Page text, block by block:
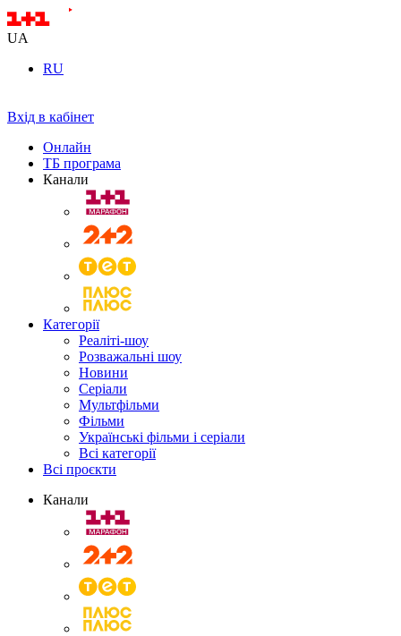
UA
RU
Вхід в кабінет
Онлайн
ТБ програма
Канали
Категорії
Реаліті-шоу
Розважальні шоу
Новини
Серіали
Мультфільми
Фільми
Українські фільми і серіали
Всі категорії
Всі проєкти
Канали